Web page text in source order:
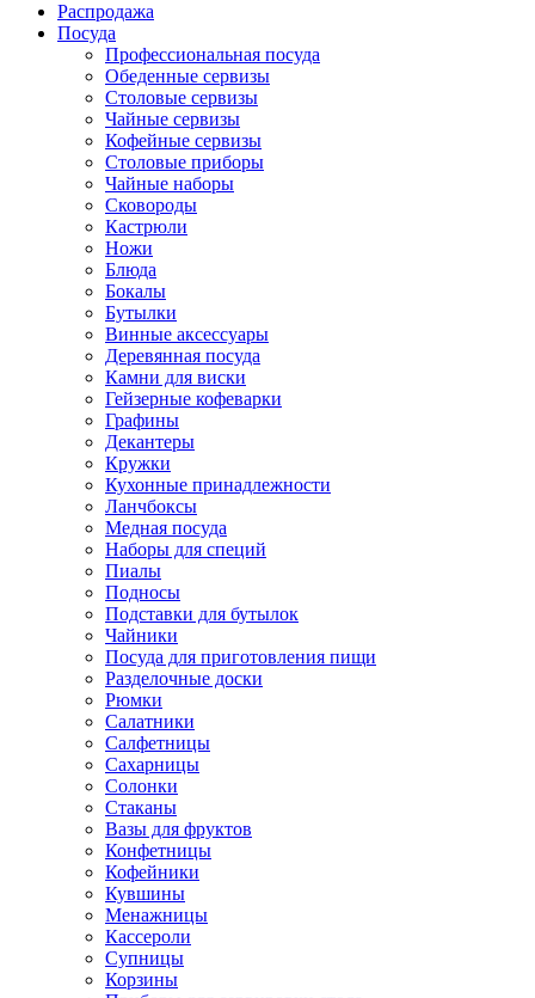
Распродажа
Посуда
Профессиональная посуда
Обеденные сервизы
Столовые сервизы
Чайные сервизы
Кофейные сервизы
Столовые приборы
Чайные наборы
Сковороды
Кастрюли
Ножи
Блюда
Бокалы
Бутылки
Винные аксессуары
Деревянная посуда
Камни для виски
Гейзерные кофеварки
Графины
Декантеры
Кружки
Кухонные принадлежности
Ланчбоксы
Медная посуда
Наборы для специй
Пиалы
Подносы
Подставки для бутылок
Чайники
Посуда для приготовления пищи
Разделочные доски
Рюмки
Салатники
Салфетницы
Сахарницы
Солонки
Стаканы
Вазы для фруктов
Конфетницы
Кофейники
Кувшины
Менажницы
Кассероли
Супницы
Корзины